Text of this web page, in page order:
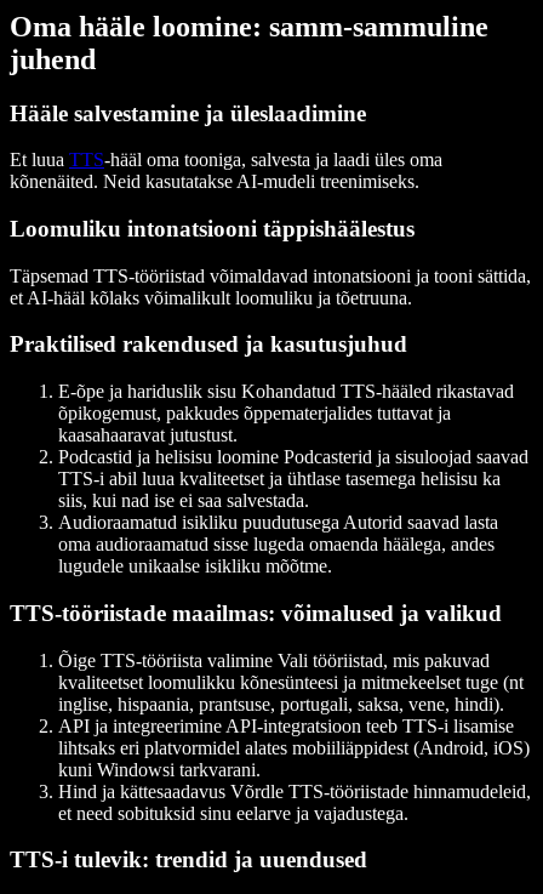
Oma hääle loomine: samm-sammuline
juhend
Hääle salvestamine ja üleslaadimine
Et luua TTS-hääl oma tooniga, salvesta ja laadi üles oma
kõnenäited. Neid kasutatakse AI-mudeli treenimiseks.
Loomuliku intonatsiooni täppishäälestus
Täpsemad TTS-tööriistad võimaldavad intonatsiooni ja tooni sättida,
et AI-hääl kõlaks võimalikult loomuliku ja tõetruuna.
Praktilised rakendused ja kasutusjuhud
E-õpe ja hariduslik sisu Kohandatud TTS-hääled rikastavad
õpikogemust, pakkudes õppematerjalides tuttavat ja
kaasahaaravat jutustust.
Podcastid ja helisisu loomine Podcasterid ja sisuloojad saavad
TTS-i abil luua kvaliteetset ja ühtlase tasemega helisisu ka
siis, kui nad ise ei saa salvestada.
Audioraamatud isikliku puudutusega Autorid saavad lasta
oma audioraamatud sisse lugeda omaenda häälega, andes
lugudele unikaalse isikliku mõõtme.
TTS-tööriistade maailmas: võimalused ja valikud
Õige TTS-tööriista valimine Vali tööriistad, mis pakuvad
kvaliteetset loomulikku kõnesünteesi ja mitmekeelset tuge (nt
inglise, hispaania, prantsuse, portugali, saksa, vene, hindi).
API ja integreerimine API-integratsioon teeb TTS-i lisamise
lihtsaks eri platvormidel alates mobiiliäppidest (Android, iOS)
kuni Windowsi tarkvarani.
Hind ja kättesaadavus Võrdle TTS-tööriistade hinnamudeleid,
et need sobituksid sinu eelarve ja vajadustega.
TTS-i tulevik: trendid ja uuendused